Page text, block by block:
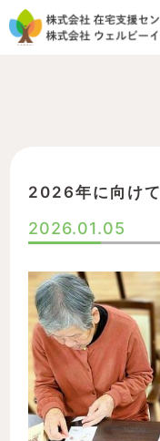
容
2026年に向けて
2026.01.05